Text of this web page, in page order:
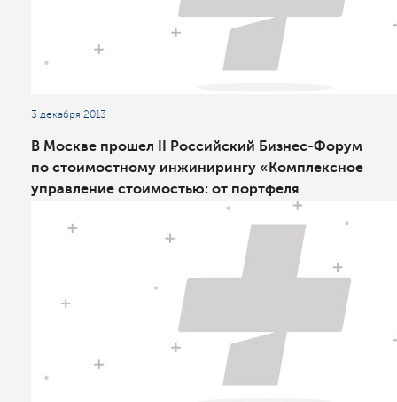
3 декабря 2013
В Москве прошел II Российский Бизнес-Форум
по стоимостному инжинирингу «Комплексное
управление стоимостью: от портфеля
проектов к стратегическим активам»